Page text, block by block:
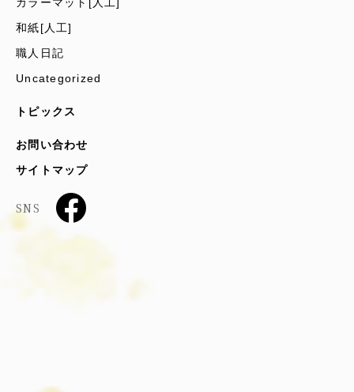
カラーマット[人工]
和紙[人工]
職人日記
Uncategorized
トピックス
お問い合わせ
サイトマップ
SNS